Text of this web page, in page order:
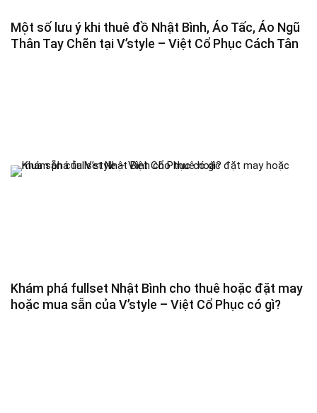
Một số lưu ý khi thuê đồ Nhật Bình, Áo Tấc, Áo Ngũ
Thân Tay Chẽn tại V’style – Việt Cổ Phục Cách Tân
Khám phá fullset Nhật Bình cho thuê hoặc đặt may
hoặc mua sẵn của V’style – Việt Cổ Phục có gì?